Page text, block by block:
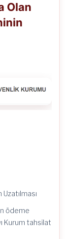
Olan
ödeme
Kurum tahsilat